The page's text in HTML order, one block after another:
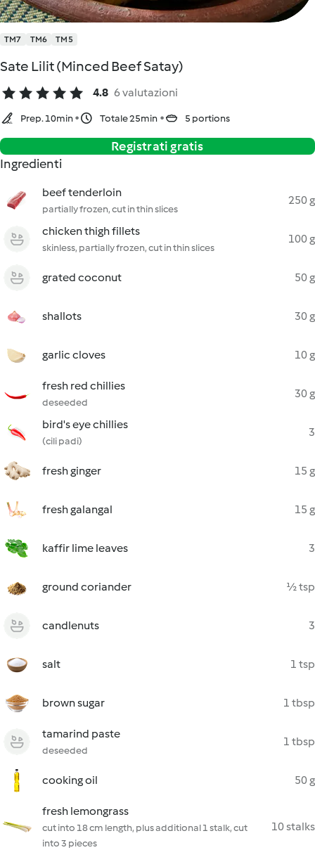
TM7 TM6 TM5
Sate Lilit (Minced Beef Satay)
4.8 6 valutazioni
Prep. 10min Totale 25min 5 portions
Registrati gratis
Ingredienti
beef tenderloin
partially frozen, cut in thin slices
250 g
chicken thigh fillets
skinless, partially frozen, cut in thin slices
100 g
grated coconut 50 g
shallots 30 g
garlic cloves 10 g
fresh red chillies
deseeded
30 g
bird's eye chillies
(cili padi)
3
fresh ginger 15 g
fresh galangal 15 g
kaffir lime leaves 3
ground coriander ½ tsp
candlenuts 3
salt 1 tsp
brown sugar 1 tbsp
tamarind paste
deseeded
1 tbsp
cooking oil 50 g
fresh lemongrass
cut into 18 cm length, plus additional 1 stalk, cut
into 3 pieces
10 stalks